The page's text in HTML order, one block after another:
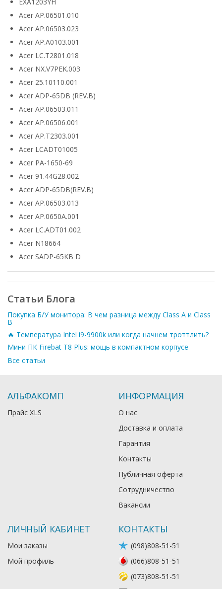
Acer AP.06501.010
Acer AP.06503.023
Acer AP.A0103.001
Acer LC.T2801.018
Acer NX.V7PEK.003
Acer 25.10110.001
Acer ADP-65DB (REV.B)
Acer AP.06503.011
Acer AP.06506.001
Acer AP.T2303.001
Acer LCADT01005
Acer PA-1650-69
Acer 91.44G28.002
Acer ADP-65DB(REV.B)
Acer AP.06503.013
Acer AP.0650A.001
Acer LC.ADT01.002
Acer N18664
Acer SADP-65KB D
Статьи Блога
Покупка Б/У монитора: В чем разница между Class A и Class
B
🔥 Температура Intel i9-9900k или когда начнем троттлить?
Мини ПК Firebat T8 Plus: мощь в компактном корпусе
Все статьи
АЛЬФАКОМП
Прайс XLS
ИНФОРМАЦИЯ
О нас
Доставка и оплата
Гарантия
Контакты
Публичная оферта
Сотрудничество
Вакансии
ЛИЧНЫЙ КАБИНЕТ
Мои заказы
Мой профиль
КОНТАКТЫ
(098)808-51-51
(066)808-51-51
(073)808-51-51